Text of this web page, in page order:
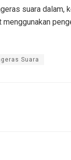
suara dalam,
Suara